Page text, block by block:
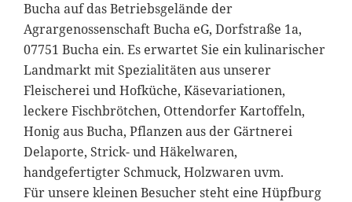
Bucha auf das Betriebsgelände der
Agrargenossenschaft Bucha eG, Dorfstraße 1a,
07751 Bucha ein. Es erwartet Sie ein kulinarischer
Landmarkt mit Spezialitäten aus unserer
Fleischerei und Hofküche, Käsevariationen,
leckere Fischbrötchen, Ottendorfer Kartoffeln,
Honig aus Bucha, Pflanzen aus der Gärtnerei
Delaporte, Strick- und Häkelwaren,
handgefertigter Schmuck, Holzwaren uvm.
Für unsere kleinen Besucher steht eine Hüpfburg